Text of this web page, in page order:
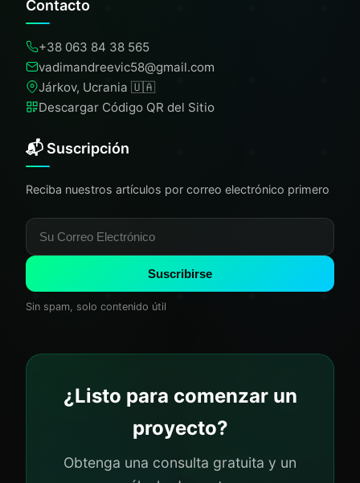
Contacto
+38 063 84 38 565
vadimandreevic58@gmail.com
Járkov, Ucrania 🇺🇦
Descargar Código QR del Sitio
📬 Suscripción
Reciba nuestros artículos por correo electrónico primero
Suscribirse
Sin spam, solo contenido útil
¿Listo para comenzar un
proyecto?
Obtenga una consulta gratuita y un